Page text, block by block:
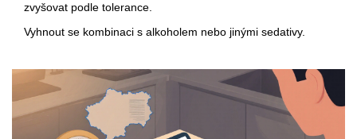
zvyšovat podle tolerance.
Vyhnout se kombinaci s alkoholem nebo jinými sedativy.